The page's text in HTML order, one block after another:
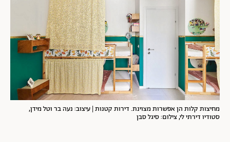
מחיצות קלות הן אפשרות מצוינת. דירות קטנות | עיצוב: נעה בר וטל מידן,
סטודיו דירתי לי, צילום: סיגל סבן